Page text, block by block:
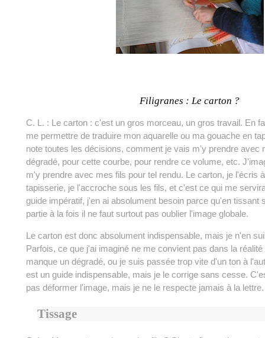
Filigranes : Le carton ?
C. L. : Le carton : c'est un gros morceau, un gros travail. En
me permettre de traduire mon aquarelle ou ma gouache en
note toutes les décisions, comment je vais m'y prendre avec
dégradé, pour cette courbe, pour rendre ce volume, etc.
m'y prendre avec mes fils pour tel rendu. Le carton, je l'écris
tapisserie, je l'accroche sous les fils, et c'est ce qui me
guide impératif, j'en ai absolument besoin parce qu'en tissant
partie à la fois il ne faut surtout pas oublier l'image globale.
Le carton est donc absolument indispensable, mais je n'en
Parfois, ce que j'ai imaginé ne me convient pas dans la
manque un dégradé, ou je suis passée trop vite d'un ton à
est un guide indispensable, mais je le corrige sans cesse.
pas déformer l'image, mais je ne le respecte jamais à la lettre.
Tissage